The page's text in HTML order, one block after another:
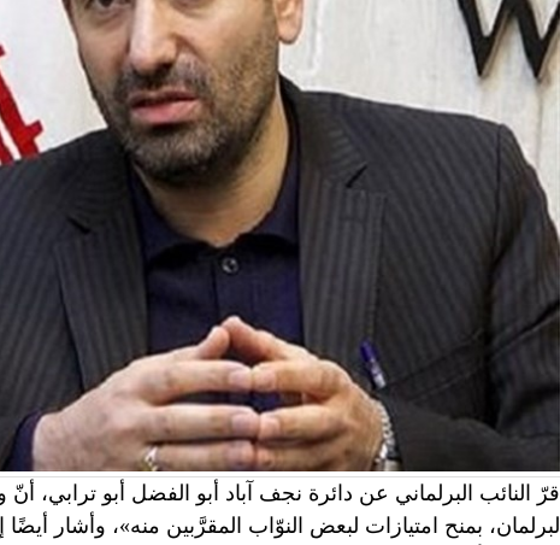
أقرّ النائب البرلماني عن دائرة نجف آباد أبو الفضل أبو
البرلمان، بمنح امتيازات لبعض النوّاب المقرَّبين منه»، وأشار